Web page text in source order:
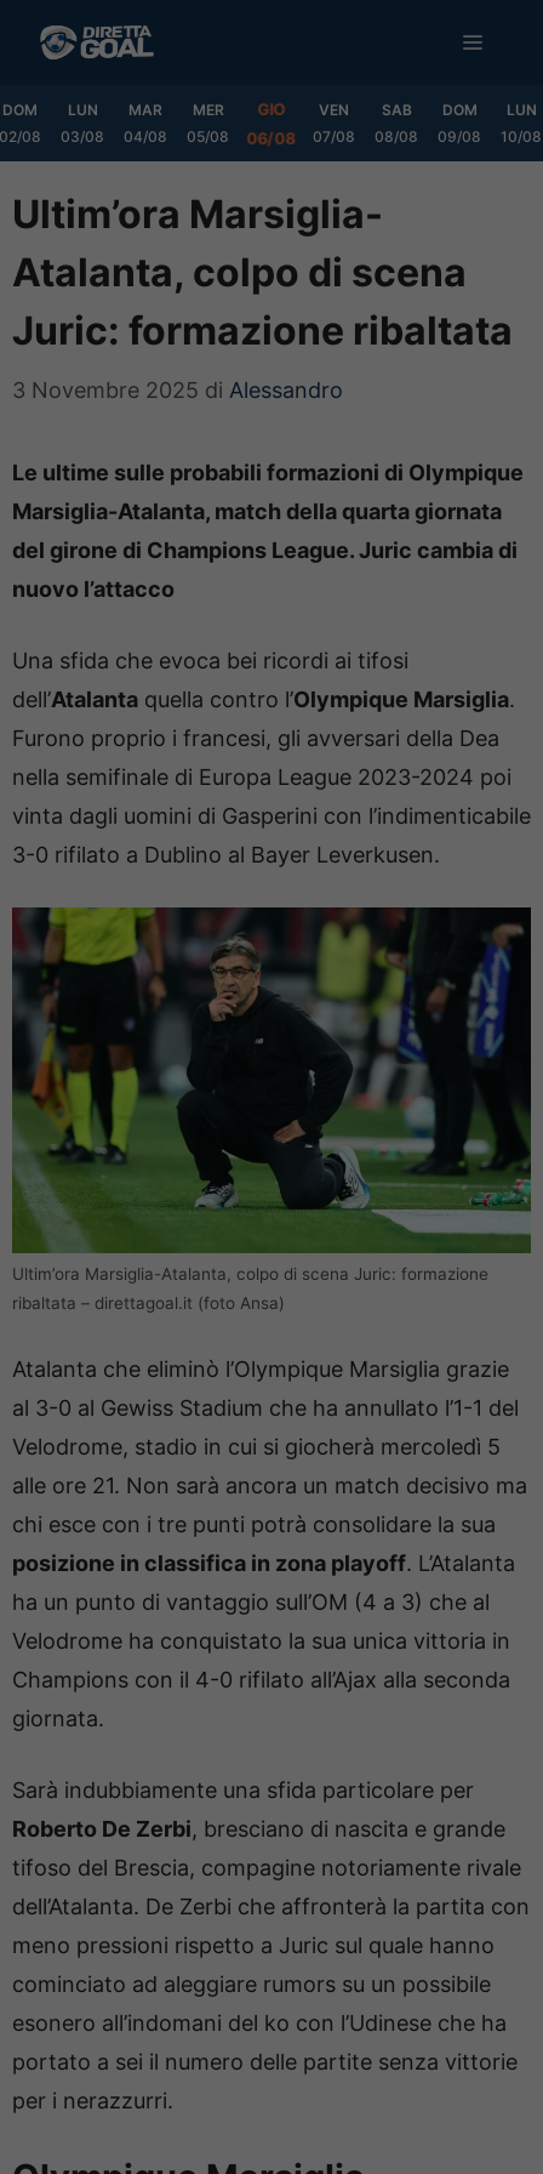
MENU
DOM
02/08
LUN
03/08
MAR
04/08
MER
05/08
GIO
06/08
VEN
07/08
SAB
08/08
DOM
09/08
LUN
10/08
Ultim’ora Marsiglia-
Atalanta, colpo di scena
Juric: formazione ribaltata
3 Novembre 2025 di Alessandro
Le ultime sulle probabili formazioni di Olympique
Marsiglia-Atalanta, match della quarta giornata
del girone di Champions League. Juric cambia di
nuovo l’attacco
Una sfida che evoca bei ricordi ai tifosi
dell’Atalanta quella contro l’Olympique Marsiglia.
Furono proprio i francesi, gli avversari della Dea
nella semifinale di Europa League 2023-2024 poi
vinta dagli uomini di Gasperini con l’indimenticabile
3-0 rifilato a Dublino al Bayer Leverkusen.
Ultim’ora Marsiglia-Atalanta, colpo di scena Juric: formazione
ribaltata – direttagoal.it (foto Ansa)
Atalanta che eliminò l’Olympique Marsiglia grazie
al 3-0 al Gewiss Stadium che ha annullato l’1-1 del
Velodrome, stadio in cui si giocherà mercoledì 5
alle ore 21. Non sarà ancora un match decisivo ma
chi esce con i tre punti potrà consolidare la sua
posizione in classifica in zona playoff. L’Atalanta
ha un punto di vantaggio sull’OM (4 a 3) che al
Velodrome ha conquistato la sua unica vittoria in
Champions con il 4-0 rifilato all’Ajax alla seconda
giornata.
Sarà indubbiamente una sfida particolare per
Roberto De Zerbi, bresciano di nascita e grande
tifoso del Brescia, compagine notoriamente rivale
dell’Atalanta. De Zerbi che affronterà la partita con
meno pressioni rispetto a Juric sul quale hanno
cominciato ad aleggiare rumors su un possibile
esonero all’indomani del ko con l’Udinese che ha
portato a sei il numero delle partite senza vittorie
per i nerazzurri.